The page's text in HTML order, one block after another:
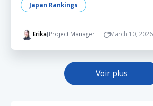
Japan Rankings
Erika[Project Manager] March 10, 2026
Voir plus